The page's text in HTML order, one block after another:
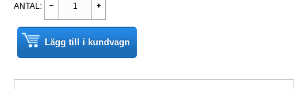
ANTAL:
Lägg till i kundvagn